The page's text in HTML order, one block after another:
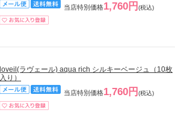
当店特別価格1,760円 (税込)
loveil(ラヴェール) aqua rich シルキーベージュ（10枚
入り）
当店特別価格1,760円 (税込)